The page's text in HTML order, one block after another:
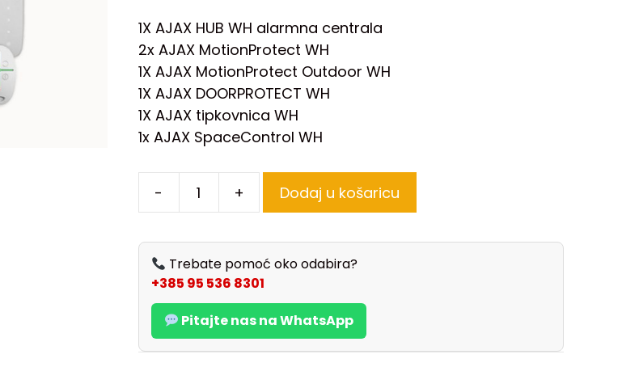
1X AJAX HUB WH alarmna centrala
2x AJAX MotionProtect WH
1X AJAX MotionProtect Outdoor WH
1X AJAX DOORPROTECT WH
1X AJAX tipkovnica WH
1x AJAX SpaceControl WH
- + Dodaj u košaricu
Trebate pomoć oko odabira?
+385 95 536 8301
Pitajte nas na WhatsApp